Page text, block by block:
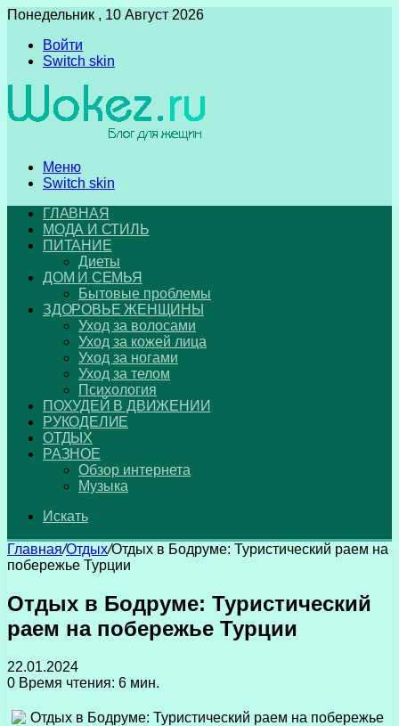
Понедельник , 10 Август 2026
Войти
Switch skin
Меню
Switch skin
ГЛАВНАЯ
МОДА И СТИЛЬ
ПИТАНИЕ
Диеты
ДОМ И СЕМЬЯ
Бытовые проблемы
ЗДОРОВЬЕ ЖЕНЩИНЫ
Уход за волосами
Уход за кожей лица
Уход за ногами
Уход за телом
Психология
ПОХУДЕЙ В ДВИЖЕНИИ
РУКОДЕЛИЕ
ОТДЫХ
РАЗНОЕ
Обзор интернета
Музыка
Искать
Главная/Отдых/Отдых в Бодруме: Туристический раем на
побережье Турции
Отдых в Бодруме: Туристический
раем на побережье Турции
22.01.2024
0 Время чтения: 6 мин.